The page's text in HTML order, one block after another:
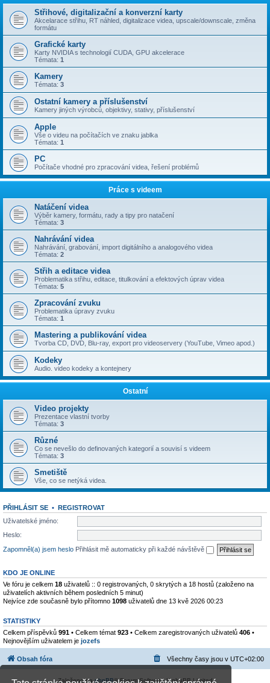
Střihové, digitalizační a konverzní karty
Akcelarace střihu, RT náhled, digitalizace videa, upscale/downscale, změna
formátu
Grafické karty
Karty NVIDIA s technologií CUDA, GPU akcelerace
Témata: 1
Kamery
Témata: 3
Ostatní kamery a příslušenství
Kamery jiných výrobců, objektivy, stativy, příslušenství
Apple
Vše o videu na počítačích ve znaku jablka
Témata: 1
PC
Počítače vhodné pro zpracování videa, řešení problémů
Práce s videem
Natáčení videa
Výběr kamery, formátu, rady a tipy pro natačení
Témata: 3
Nahrávání videa
Nahrávání, grabování, import digitálního a analogového videa
Témata: 2
Střih a editace videa
Problematika střihu, editace, titulkování a efektových úprav videa
Témata: 5
Zpracování zvuku
Problematika úpravy zvuku
Témata: 1
Mastering a publikování videa
Tvorba CD, DVD, Blu-ray, export pro videoservery (YouTube, Vimeo apod.)
Kodeky
Audio. video kodeky a kontejnery
Ostatní
Video projekty
Prezentace vlastní tvorby
Témata: 3
Různé
Co se nevešlo do definovaných kategorií a souvisí s videem
Témata: 3
Smetiště
Vše, co se netýká videa.
PŘIHLÁSIT SE • REGISTROVAT
Uživatelské jméno:
Heslo:
Zapomněl(a) jsem heslo Přihlásit mě automaticky při každé návštěvě
KDO JE ONLINE
Ve fóru je celkem 18 uživatelů :: 0 registrovaných, 0 skrytých a 18 hostů (založeno na
uživatelích aktivních během posledních 5 minut)
Nejvíce zde současně bylo přítomno 1098 uživatelů dne 13 kvě 2026 00:23
STATISTIKY
Celkem příspěvků 991 • Celkem témat 923 • Celkem zaregistrovaných uživatelů 406 •
Nejnovějším uživatelem je jozefs
Obsah fóra Všechny časy jsou v UTC+02:00
Založeno naphpBB® Forum Software © phpBB Limited